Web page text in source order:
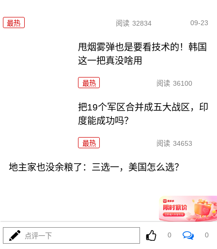
最热 阅读 32834 09-23
甩烟雾弹也是要看技术的！韩国
这一把真没啥用
最热 阅读 36100
把19个军区合并成五大战区，印
度能成功吗？
最热 阅读 34653
地主家也没余粮了：三选一，美国怎么选？
最热 33231 09-16
点评一下 0 0